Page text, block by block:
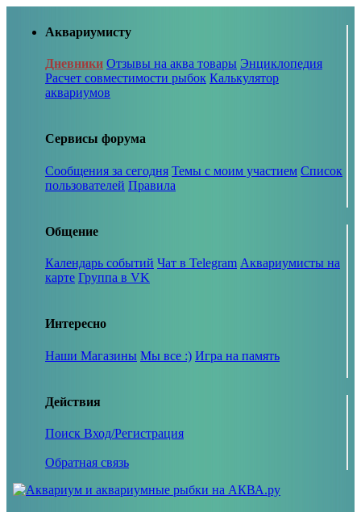
Аквариумисту
Дневники Отзывы на аква товары Энциклопедия
Расчет совместимости рыбок Калькулятор
аквариумов
Сервисы форума
Сообщения за сегодня Темы с моим участием Список
пользователей Правила
Общение
Календарь событий Чат в Telegram Аквариумисты на
карте Группа в VK
Интересно
Наши Магазины Мы все :) Игра на память
Действия
Поиск Вход/Регистрация
Обратная связь